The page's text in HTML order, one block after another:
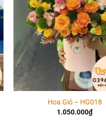
Hoa Giỏ – HG018
1.050.000₫